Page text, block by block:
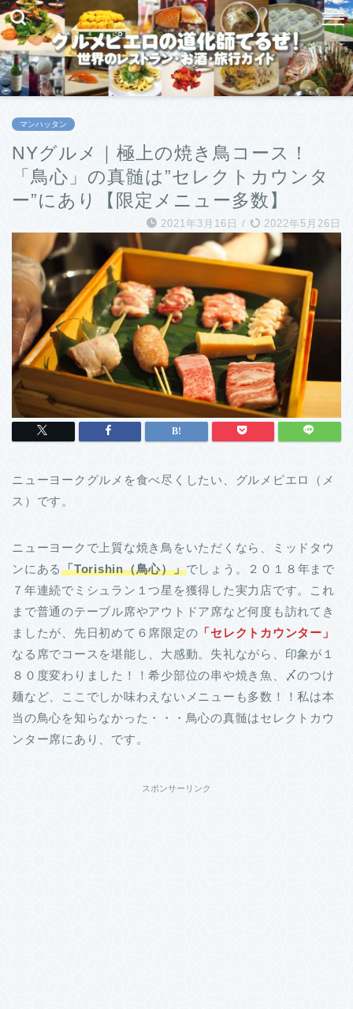
マンハッタン
NYグルメ｜極上の焼き鳥コース！
「鳥心」の真髄は”セレクトカウンタ
ー”にあり【限定メニュー多数】
2021年3月16日 / 2022年5月26日
ニューヨークグルメを食べ尽くしたい、グルメピエロ（メ
ス）です。
ニューヨークで上質な焼き鳥をいただくなら、ミッドタウ
ンにある「Torishin（鳥心）」でしょう。２０１８年まで
７年連続でミシュラン１つ星を獲得した実力店です。これ
まで普通のテーブル席やアウトドア席など何度も訪れてき
ましたが、先日初めて６席限定の 「セレクトカウンター」
なる席でコースを堪能し、大感動。失礼ながら、印象が１
８０度変わりました！！希少部位の串や焼き魚、〆のつけ
麺など、ここでしか味わえないメニューも多数！！私は本
当の鳥心を知らなかった・・・鳥心の真髄はセレクトカウ
ンター席にあり、です。
スポンサーリンク